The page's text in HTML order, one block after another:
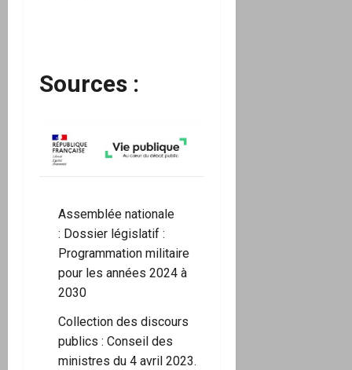
Sources :
Assemblée nationale
: Dossier législatif :
Programmation militaire
pour les années 2024 à
2030
Collection des discours
publics : Conseil des
ministres du 4 avril 2023.